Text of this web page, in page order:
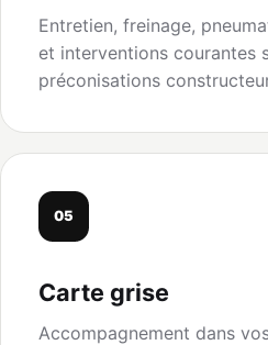
Entretien, freinage,
et interventions courantes
préconisations
05
Carte grise
Accompagnement dans